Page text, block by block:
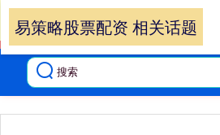
易策略股票配资 相关话题